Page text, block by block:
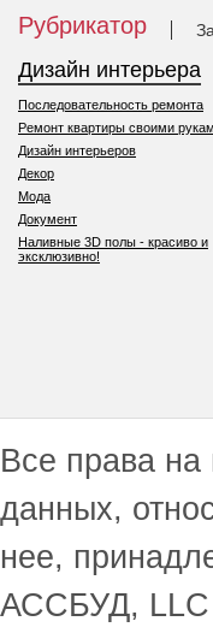
Рубрикатор
Дизайн интерьера
Последовательность ремонта
Ремонт квартиры своими
Дизайн интерьеров
Декор
Мода
Документ
Наливные 3D полы - красиво и
эксклюзивно!
Все права на
данных,
нее,
АССБУД, LLC